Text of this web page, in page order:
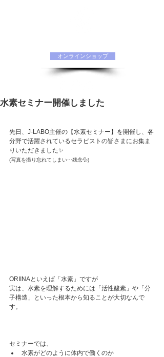
オンラインショップ
水素セミナー開催しました
先日、J-LABO主催の【水素セミナー】を開催し、各
分野で活躍されているセラピストの皆さまにお集ま
りいただきました✨
(写真を撮り忘れてしまい⋯残念💦)
ORIINAといえば「水素」ですが
実は、水素を理解するためには「活性酸素」や「分
子構造」といった根本から知ることが大切なんで
す。
セミナーでは、
水素がどのように体内で働くのか